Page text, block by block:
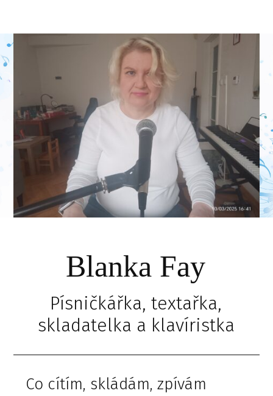
Blanka Fay
Písničkářka, textařka,
skladatelka a klavíristka
Co cítím, skládám, zpívám